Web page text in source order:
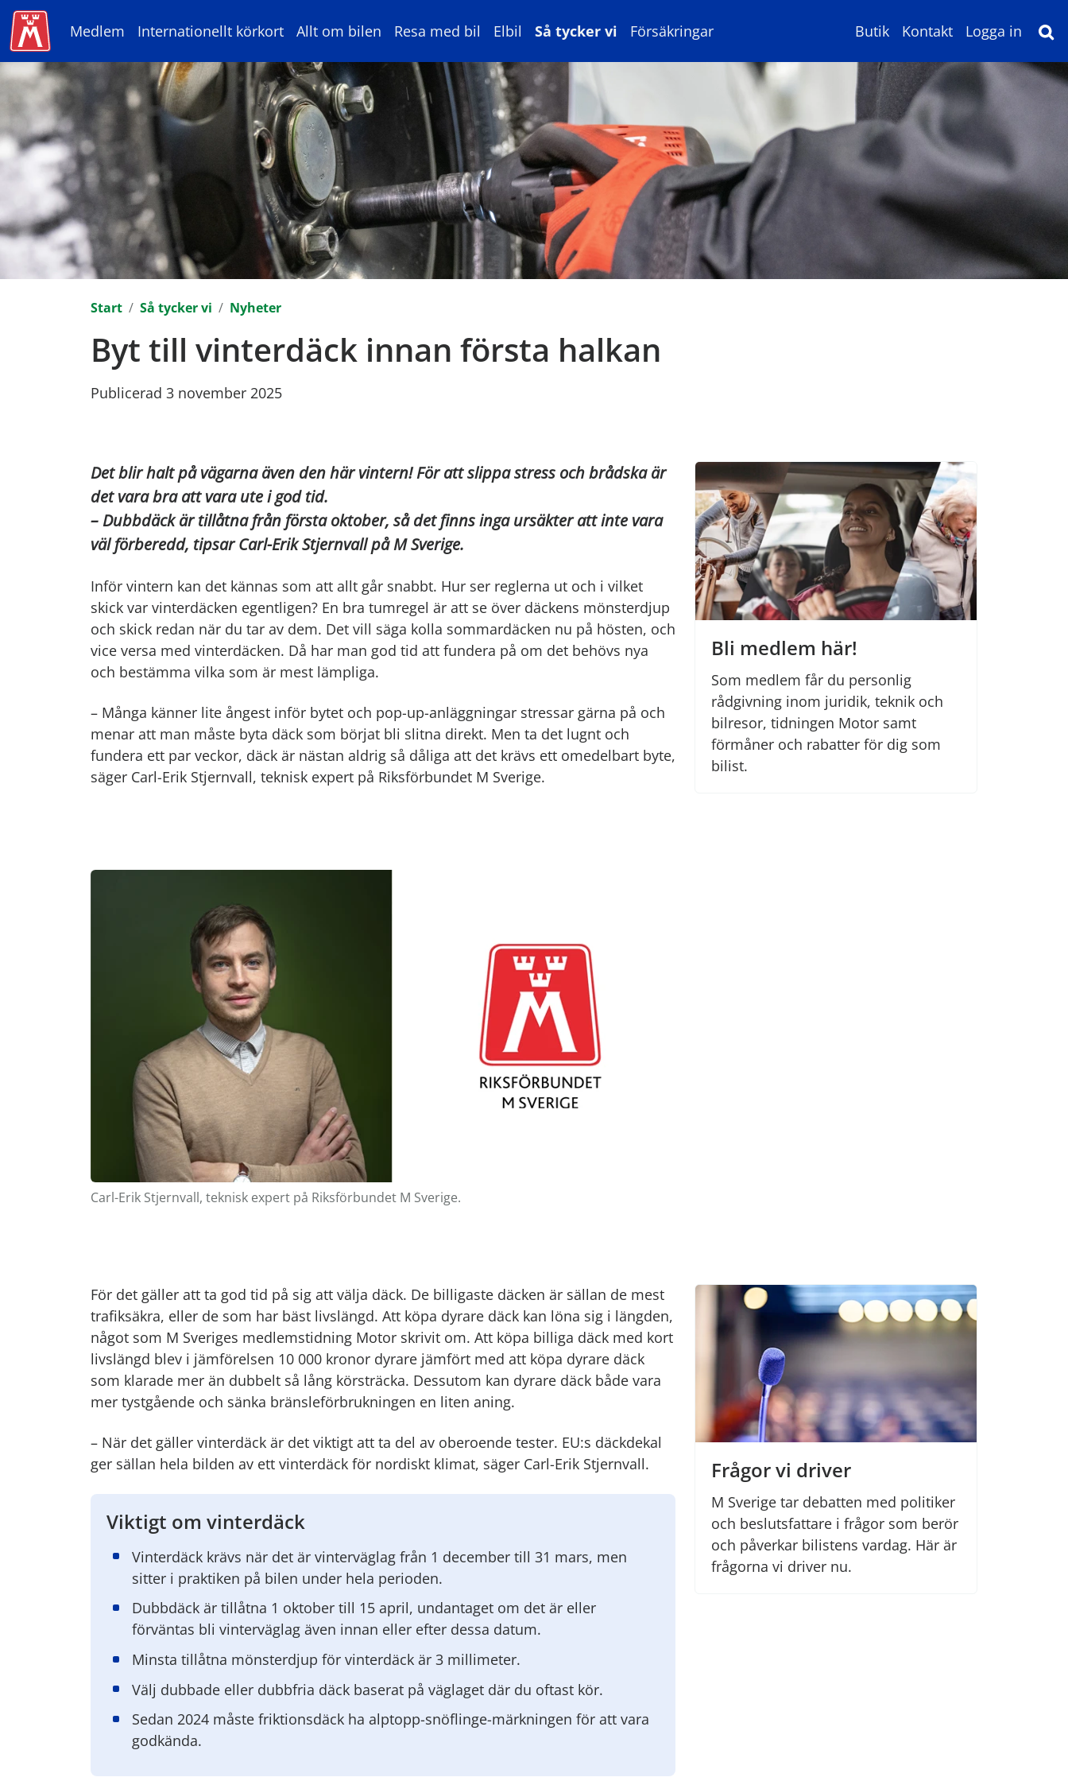
Medlem Internationellt körkort Allt om bilen Resa med bil Elbil Så tycker vi Försäkringar Butik Kontakt Logga in
Start Så tycker vi Nyheter
Byt till vinterdäck innan första halkan
Publicerad 3 november 2025
Det blir halt på vägarna även den här vintern! För att slippa stress och brådska är
det vara bra att vara ute i god tid.
– Dubbdäck är tillåtna från första oktober, så det finns inga ursäkter att inte vara
väl förberedd, tipsar Carl-Erik Stjernvall på M Sverige.
Inför vintern kan det kännas som att allt går snabbt. Hur ser reglerna ut och i vilket
skick var vinterdäcken egentligen? En bra tumregel är att se över däckens mönsterdjup
och skick redan när du tar av dem. Det vill säga kolla sommardäcken nu på hösten, och
vice versa med vinterdäcken. Då har man god tid att fundera på om det behövs nya
och bestämma vilka som är mest lämpliga.
– Många känner lite ångest inför bytet och pop-up-anläggningar stressar gärna på och
menar att man måste byta däck som börjat bli slitna direkt. Men ta det lugnt och
fundera ett par veckor, däck är nästan aldrig så dåliga att det krävs ett omedelbart byte,
säger Carl-Erik Stjernvall, teknisk expert på Riksförbundet M Sverige.
Bli medlem här!
Som medlem får du personlig
rådgivning inom juridik, teknik och
bilresor, tidningen Motor samt
förmåner och rabatter för dig som
bilist.
Carl-Erik Stjernvall, teknisk expert på Riksförbundet M Sverige.
För det gäller att ta god tid på sig att välja däck. De billigaste däcken är sällan de mest
trafiksäkra, eller de som har bäst livslängd. Att köpa dyrare däck kan löna sig i längden,
något som M Sveriges medlemstidning Motor skrivit om. Att köpa billiga däck med kort
livslängd blev i jämförelsen 10 000 kronor dyrare jämfört med att köpa dyrare däck
som klarade mer än dubbelt så lång körsträcka. Dessutom kan dyrare däck både vara
mer tystgående och sänka bränsleförbrukningen en liten aning.
– När det gäller vinterdäck är det viktigt att ta del av oberoende tester. EU:s däckdekal
ger sällan hela bilden av ett vinterdäck för nordiskt klimat, säger Carl-Erik Stjernvall.
Viktigt om vinterdäck
Vinterdäck krävs när det är vinterväglag från 1 december till 31 mars, men
sitter i praktiken på bilen under hela perioden.
Dubbdäck är tillåtna 1 oktober till 15 april, undantaget om det är eller
förväntas bli vinterväglag även innan eller efter dessa datum.
Minsta tillåtna mönsterdjup för vinterdäck är 3 millimeter.
Välj dubbade eller dubbfria däck baserat på väglaget där du oftast kör.
Sedan 2024 måste friktionsdäck ha alptopp-snöflinge-märkningen för att vara
godkända.
Frågor vi driver
M Sverige tar debatten med politiker
och beslutsfattare i frågor som berör
och påverkar bilistens vardag. Här är
frågorna vi driver nu.